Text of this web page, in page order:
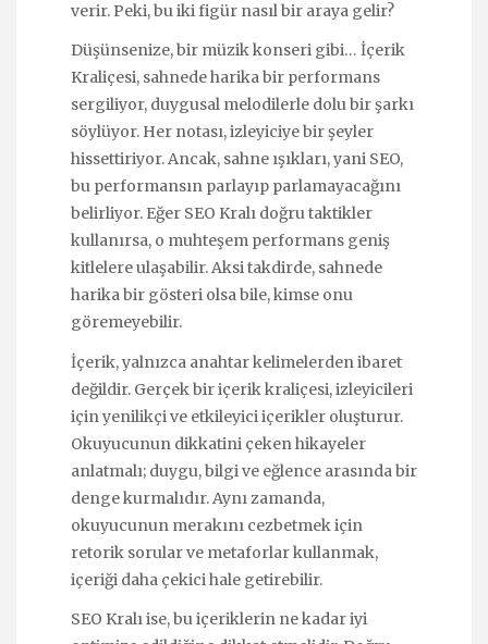
verir. Peki, bu iki figür nasıl bir araya gelir?
Düşünsenize, bir müzik konseri gibi… İçerik
Kraliçesi, sahnede harika bir performans
sergiliyor, duygusal melodilerle dolu bir şarkı
söylüyor. Her notası, izleyiciye bir şeyler
hissettiriyor. Ancak, sahne ışıkları, yani SEO,
bu performansın parlayıp parlamayacağını
belirliyor. Eğer SEO Kralı doğru taktikler
kullanırsa, o muhteşem performans geniş
kitlelere ulaşabilir. Aksi takdirde, sahnede
harika bir gösteri olsa bile, kimse onu
göremeyebilir.
İçerik, yalnızca anahtar kelimelerden ibaret
değildir. Gerçek bir içerik kraliçesi, izleyicileri
için yenilikçi ve etkileyici içerikler oluşturur.
Okuyucunun dikkatini çeken hikayeler
anlatmalı; duygu, bilgi ve eğlence arasında bir
denge kurmalıdır. Aynı zamanda,
okuyucunun merakını cezbetmek için
retorik sorular ve metaforlar kullanmak,
içeriği daha çekici hale getirebilir.
SEO Kralı ise, bu içeriklerin ne kadar iyi